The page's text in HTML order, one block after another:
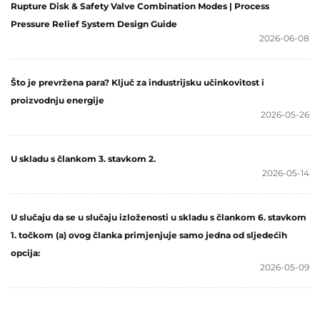
Rupture Disk & Safety Valve Combination Modes | Process
Pressure Relief System Design Guide
2026-06-08
Što je prevržena para? Ključ za industrijsku učinkovitost i
proizvodnju energije
2026-05-26
U skladu s člankom 3. stavkom 2.
2026-05-14
U slučaju da se u slučaju izloženosti u skladu s člankom 6. stavkom
1. točkom (a) ovog članka primjenjuje samo jedna od sljedećih
opcija:
2026-05-09